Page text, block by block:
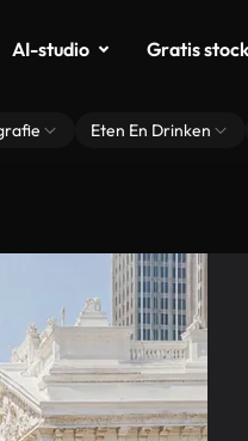
AI-studio Gratis stock
Eten En Drinken